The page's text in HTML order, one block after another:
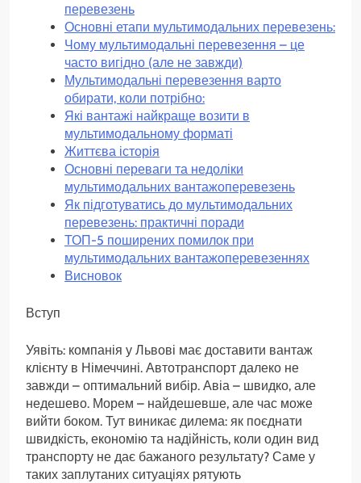
перевезень
Основні етапи мультимодальних перевезень:
Чому мультимодальні перевезення – це
часто вигідно (але не завжди)
Мультимодальні перевезення варто
обирати, коли потрібно:
Які вантажі найкраще возити в
мультимодальному форматі
Життєва історія
Основні переваги та недоліки
мультимодальних вантажоперевезень
Як підготуватись до мультимодальних
перевезень: практичні поради
ТОП-5 поширених помилок при
мультимодальних вантажоперевезеннях
Висновок
Вступ
Уявіть: компанія у Львові має доставити вантаж
клієнту в Німеччині. Автотранспорт далеко не
завжди – оптимальний вибір. Авіа – швидко, але
недешево. Морем – найдешевше, але час може
вийти боком. Тут виникає дилема: як поєднати
швидкість, економію та надійність, коли один вид
транспорту не дає бажаного результату? Саме у
таких заплутаних ситуаціях рятують